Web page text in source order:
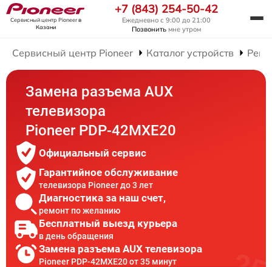
Сервисный центр Pioneerв
Казани
+7 (843) 254-50-42
Ежедневно с 9:00 до 21:00
Позвонить мне утром
Сервисный центр Pioneer Каталог устройств
Замена разъема AUX
телевизора
Pioneer PDP-42MXE20
Официальный сервис
Гарантийное обслуживание
телевизора Pioneer до 3 лет
Диагностика за наш счет,
ремонт по желанию
Бесплатный выезд курьера
в день обращения
Замена разъема AUX телевизора
Pioneer PDP-42MXE20 от 35 минут